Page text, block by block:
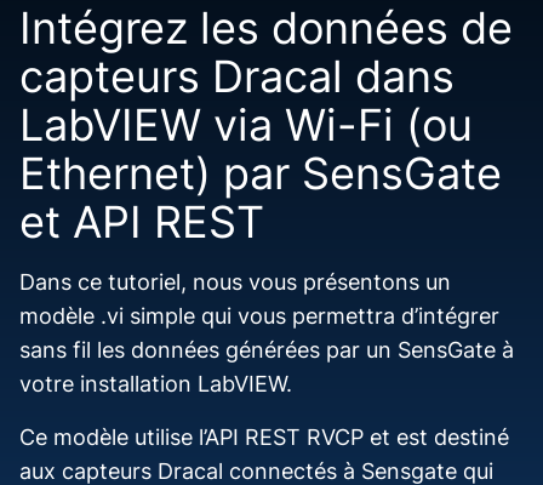
Intégrez les données de
capteurs Dracal dans
LabVIEW via Wi-Fi (ou
Ethernet) par SensGate
et API REST
Dans ce tutoriel, nous vous présentons un
modèle .vi simple qui vous permettra d’intégrer
sans fil les données générées par un SensGate à
votre installation LabVIEW.
Ce modèle utilise l’API REST RVCP et est destiné
aux capteurs Dracal connectés à Sensgate qui